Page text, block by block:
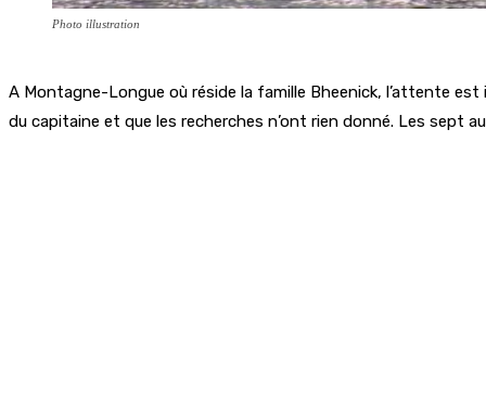
Photo illustration
A Montagne-Longue où réside la famille Bheenick, l’attente
du capitaine et que les recherches n’ont rien donné. Les sept